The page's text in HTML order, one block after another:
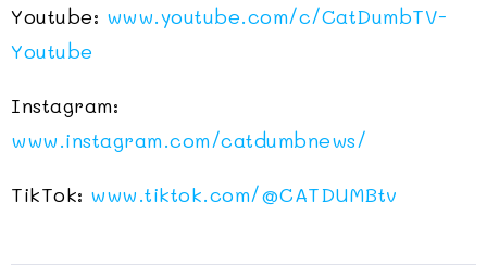
Youtube: www.youtube.com/c/CatDumbTV-
Youtube
Instagram:
www.instagram.com/catdumbnews/
TikTok: www.tiktok.com/@CATDUMBtv